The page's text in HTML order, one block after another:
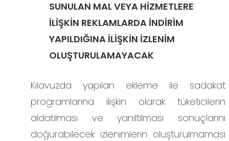
SUNULAN MAL VEYA HİZMETLERE
İLİŞKİN REKLAMLARDA İNDİRİM
YAPILDIĞINA İLİŞKİN İZLENİM
OLUŞTURULAMAYACAK
Kılavuzda yapılan ekleme ile sadakat
programlarına ilişkin olarak tüketicilerin
aldatılması ve yanıltılması sonuçlarını
doğurabilecek izlenimlerin oluşturulmaması